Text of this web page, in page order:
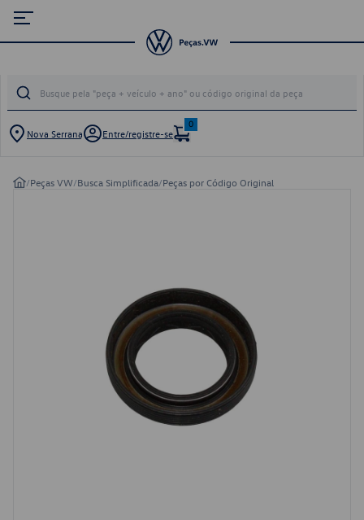
Nova Serrana Entre/registre-se
0
/Peças VW/Busca Simplificada/Peças por Código Original